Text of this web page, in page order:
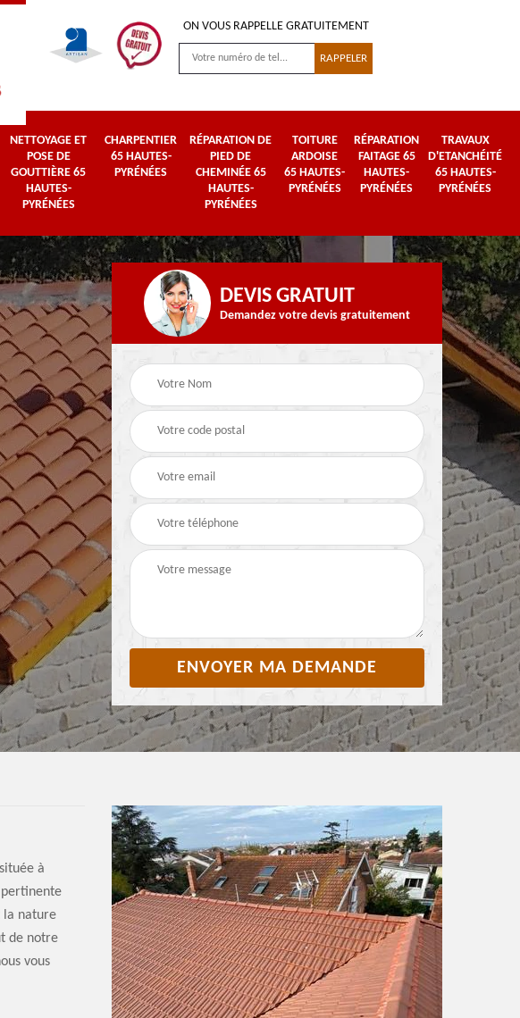
ON VOUS RAPPELLE GRATUITEMENT
NETTOYAGE ET
POSE DE
GOUTTIÈRE 65
HAUTES-
PYRÉNÉES
CHARPENTIER
65 HAUTES-
PYRÉNÉES
RÉPARATION DE
PIED DE
CHEMINÉE 65
HAUTES-
PYRÉNÉES
TOITURE
ARDOISE
65 HAUTES-
PYRÉNÉES
RÉPARATION
FAITAGE 65
HAUTES-
PYRÉNÉES
TRAVAUX
D'ETANCHÉITÉ
65 HAUTES-
PYRÉNÉES
Couvreur 65 Hautes-
Pyrénées
Travaux de zinguerie
Urgence fuite de
toiture 65 Hautes-
Pyrénées
DEVIS GRATUIT
Demandez votre devis gratuitement
à
pertinente
la nature
de notre
vous